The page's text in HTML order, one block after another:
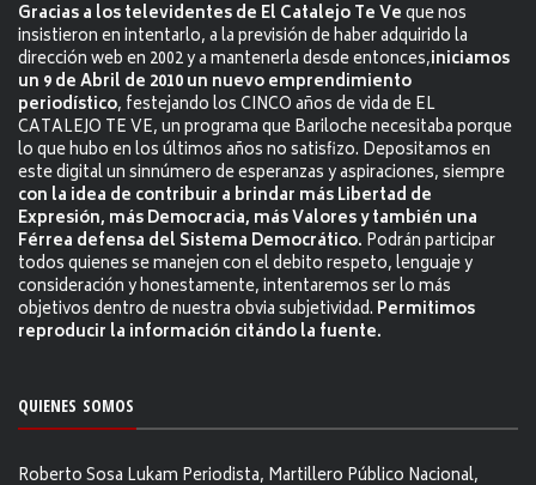
Gracias a los televidentes de El Catalejo Te Veque nos
insistieron en intentarlo, a la previsión de haber adquirido la
dirección web en 2002 y a mantenerla desde entonces,iniciamos
un 9 de Abril de 2010 un nuevo emprendimiento
periodístico, festejando los CINCO años de vida de EL
CATALEJO TE VE, un programa que Bariloche necesitaba porque
lo que hubo en los últimos años no satisfizo. Depositamos en
este digital un sinnúmero de esperanzas y aspiraciones, siempre
con la idea de contribuir a brindar más Libertad de
Expresión, más Democracia, más Valores y también una
Férrea defensa del Sistema Democrático. Podrán participar
todos quienes se manejen con el debito respeto, lenguaje y
consideración y honestamente, intentaremos ser lo más
objetivos dentro de nuestra obvia subjetividad. Permitimos
reproducir la información citándo la fuente.
QUIENES SOMOS
Roberto Sosa Lukam Periodista, Martillero Público Nacional,